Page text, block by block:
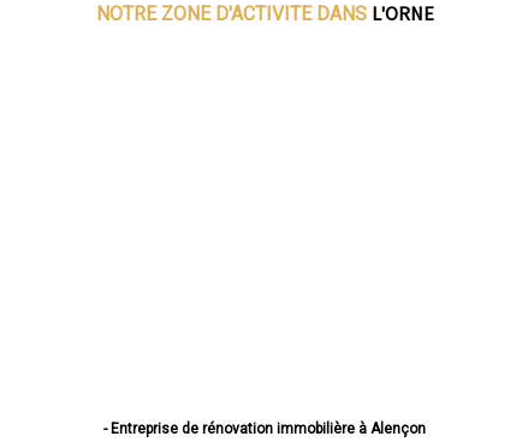
NOTRE ZONE D'ACTIVITE DANS L'ORNE
- Entreprise de rénovation immobilière à Alençon